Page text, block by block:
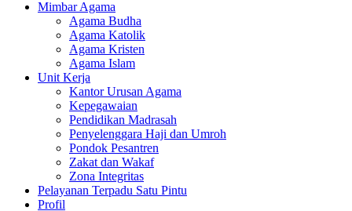
Mimbar Agama
Agama Budha
Agama Katolik
Agama Kristen
Agama Islam
Unit Kerja
Kantor Urusan Agama
Kepegawaian
Pendidikan Madrasah
Penyelenggara Haji dan Umroh
Pondok Pesantren
Zakat dan Wakaf
Zona Integritas
Pelayanan Terpadu Satu Pintu
Profil